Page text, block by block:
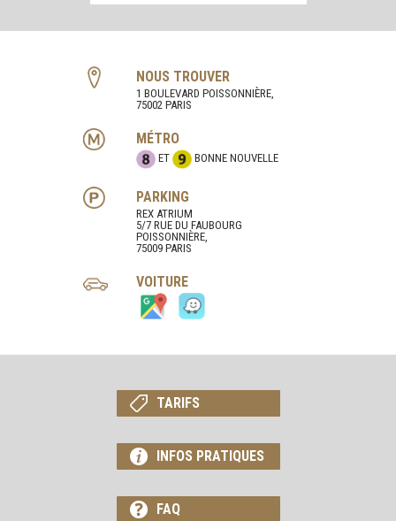
NOUS TROUVER
1 BOULEVARD POISSONNIÈRE,
75002 PARIS
MÉTRO
ET BONNE NOUVELLE
PARKING
REX ATRIUM
5/7 RUE DU FAUBOURG
POISSONNIÈRE,
75009 PARIS
VOITURE
TARIFS
INFOS PRATIQUES
FAQ